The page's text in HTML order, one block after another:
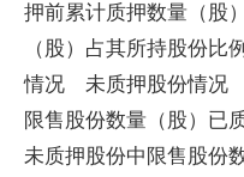
押前累计质押数量（股
（股）占其所持股份比
情况 未质押股
限售股份数量（股）已
未质押股份中限售股份